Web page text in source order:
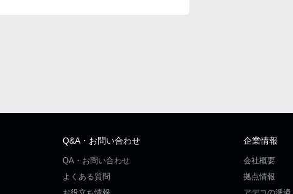
Q&A・お問い合わせ
QA・お問い合わせ
よくある質問
企業情報
会社概要
拠点情報